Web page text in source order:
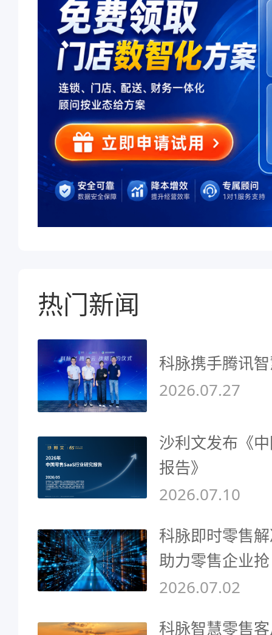
热门新闻
科脉携手腾讯
2026.07.27
沙利文发布《
报告》
2026.07.10
科脉即时零售
助力零售企业
2026.07.02
科脉智慧零售